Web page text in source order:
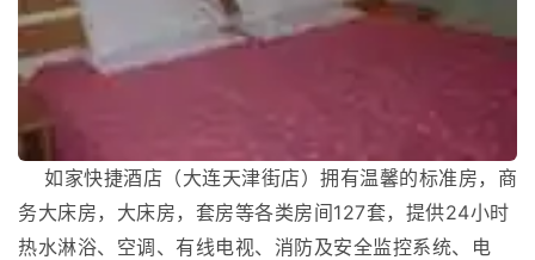
如家快捷酒店（大连天津街店）拥有温馨的标准房，商
务大床房，大床房，套房等各类房间127套，提供24小时
热水淋浴、空调、有线电视、消防及安全监控系统、电